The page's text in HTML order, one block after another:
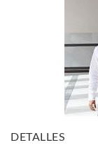
DETALLES